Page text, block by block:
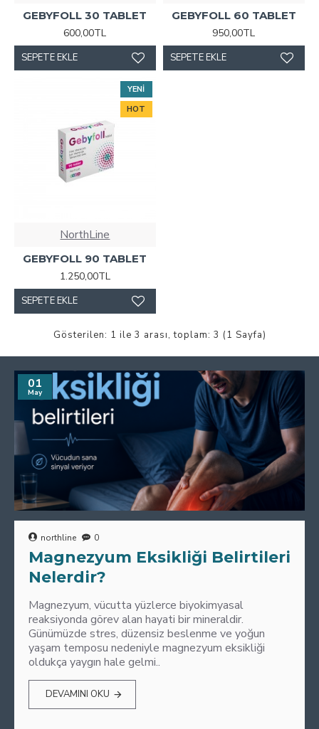
GEBYFOLL 30 TABLET
600,00TL
SEPETE EKLE
GEBYFOLL 60 TABLET
950,00TL
SEPETE EKLE
YENI
HOT
NorthLine
GEBYFOLL 90 TABLET
1.250,00TL
SEPETE EKLE
Gösterilen: 1 ile 3 arası, toplam: 3 (1 Sayfa)
01
May
northline 0
Magnezyum Eksikliği Belirtileri
Nelerdir?
Magnezyum, vücutta yüzlerce biyokimyasal
reaksiyonda görev alan hayati bir mineraldir.
Günümüzde stres, düzensiz beslenme ve yoğun
yaşam temposu nedeniyle magnezyum eksikliği
oldukça yaygın hale gelmi..
DEVAMINI OKU